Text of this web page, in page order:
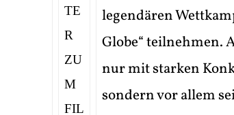
legendären
Globe“ teilnehmen.
nur mit starken
sondern vor allem